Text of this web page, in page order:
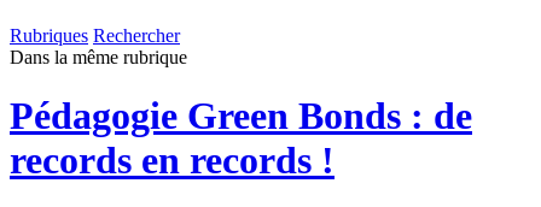
Rubriques Rechercher
Dans la même rubrique
Pédagogie Green Bonds : de
records en records !